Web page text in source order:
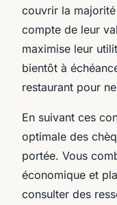
couvrir la
compte de leur
maximise leur
bientôt à
restaurant pour
En suivant ces
optimale des
portée. Vous
économique et
consulter des